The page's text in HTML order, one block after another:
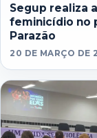
Segup realiza
feminicídio no
Parazão
20 DE MARÇO DE